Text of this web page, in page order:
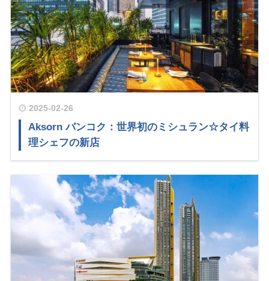
2025-02-26
Aksorn バンコク：世界初のミシュラン☆タイ料
理シェフの新店